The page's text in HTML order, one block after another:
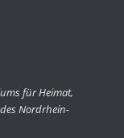
für Heimat,
Nordrhein-